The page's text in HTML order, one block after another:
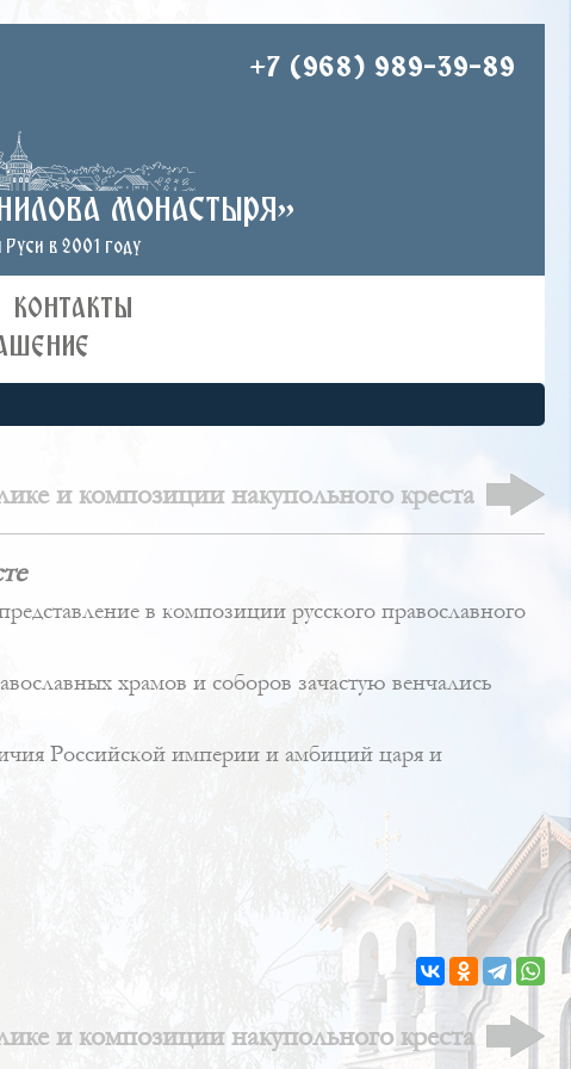
+7 (968) 989-39-89
монастыря»
в 2001 году
КОНТАКТЫ
и композиции накупольного креста
в композиции русского православного
храмов и соборов зачастую венчались
Российской империи и амбиций царя и
и композиции накупольного креста